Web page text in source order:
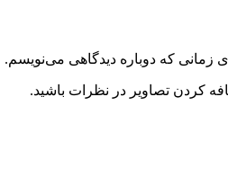
زمانی که دوباره دیدگاهی می‌نویسم.
کردن تصاویر در نظرات باشید.